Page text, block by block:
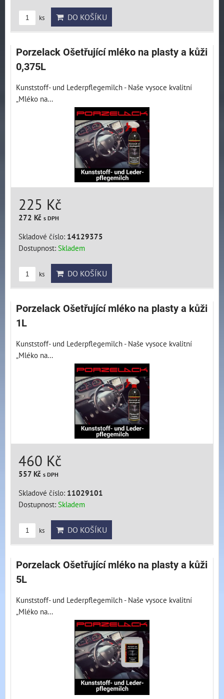
ks DO KOŠÍKU
Porzelack Ošetřující mléko na plasty a kůži
0,375L
Kunststoff- und Lederpflegemilch - Naše vysoce kvalitní
„Mléko na...
225 Kč
272 Kč s DPH
Skladové číslo: 14129375
Dostupnost: Skladem
ks DO KOŠÍKU
Porzelack Ošetřující mléko na plasty a kůži
1L
Kunststoff- und Lederpflegemilch - Naše vysoce kvalitní
„Mléko na...
460 Kč
557 Kč s DPH
Skladové číslo: 11029101
Dostupnost: Skladem
ks DO KOŠÍKU
Porzelack Ošetřující mléko na plasty a kůži
5L
Kunststoff- und Lederpflegemilch - Naše vysoce kvalitní
„Mléko na...